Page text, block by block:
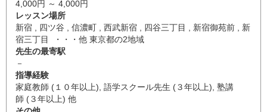
4,000円 ～ 4,000円
レッスン場所
新宿 , 四ツ谷 , 信濃町 , 西武新宿 , 四谷三丁目 , 新宿御苑前 , 新
宿三丁目 ・・・他 東京都の2地域
先生の最寄駅
－
指導経験
家庭教師 (１０年以上), 語学スクール先生 (３年以上), 塾講
師 (３年以上) 他